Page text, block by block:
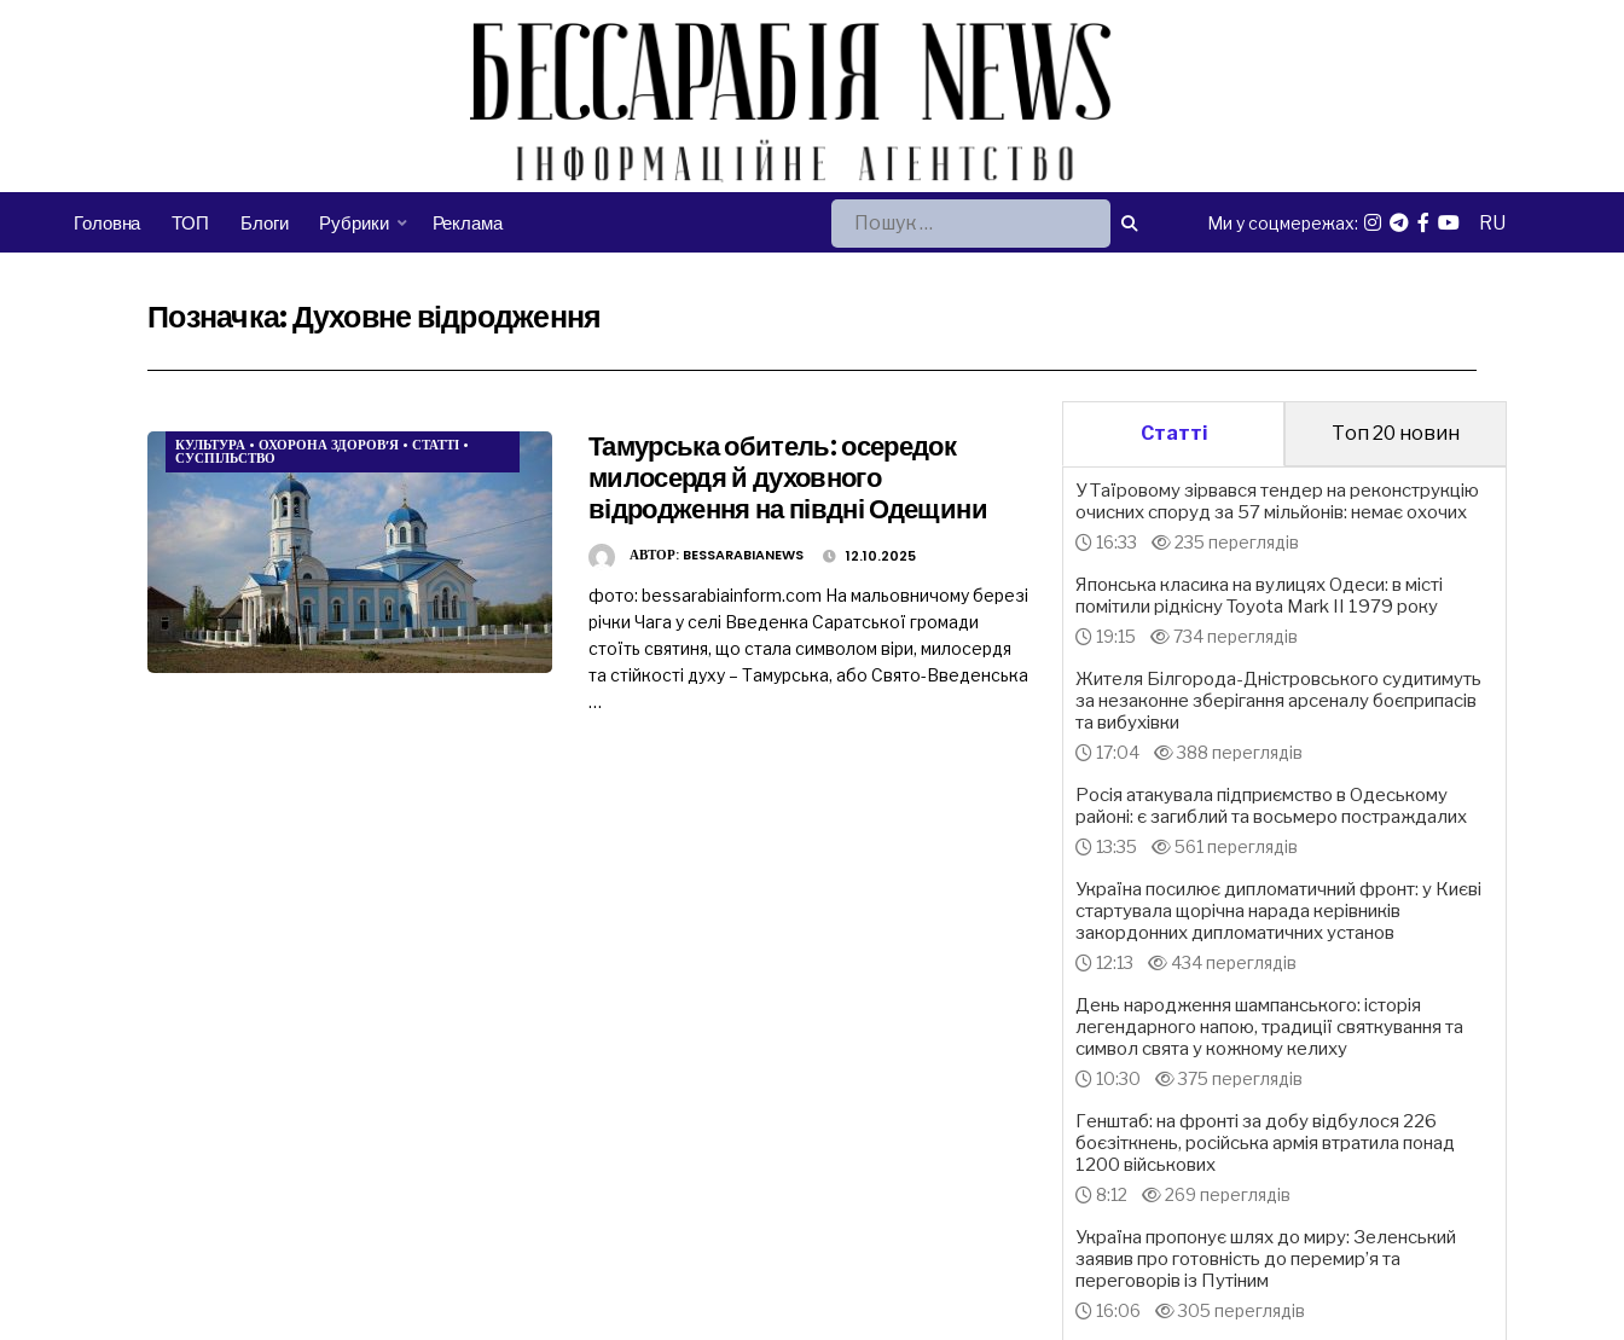
Головна ТОП Блоги Рубрики Реклама Пошук: Ми у соцмережах: RU
Позначка:Духовне відродження
КУЛЬТУРА • ОХОРОНА ЗДОРОВ’Я • СТАТТІ •
СУСПІЛЬСТВО
Тамурська обитель: осередок
милосердя й духовного
відродження на півдні Одещини
АВТОР: BESSARABIANEWS 12.10.2025
фото: bessarabiainform.com На мальовничому березі
річки Чага у селі Введенка Саратської громади
стоїть святиня, що стала символом віри, милосердя
та стійкості духу – Тамурська, або Свято-Введенська
…
Статті Топ 20 новин
У Таїровому зірвався тендер на реконструкцію
очисних споруд за 57 мільйонів: немає охочих
16:33 235 переглядів
Японська класика на вулицях Одеси: в місті
помітили рідкісну Toyota Mark II 1979 року
19:15 734 переглядів
Жителя Білгорода-Дністровського судитимуть
за незаконне зберігання арсеналу боєприпасів
та вибухівки
17:04 388 переглядів
Росія атакувала підприємство в Одеському
районі: є загиблий та восьмеро постраждалих
13:35 561 переглядів
Україна посилює дипломатичний фронт: у Києві
стартувала щорічна нарада керівників
закордонних дипломатичних установ
12:13 434 переглядів
День народження шампанського: історія
легендарного напою, традиції святкування та
символ свята у кожному келиху
10:30 375 переглядів
Генштаб: на фронті за добу відбулося 226
боєзіткнень, російська армія втратила понад
1200 військових
8:12 269 переглядів
Україна пропонує шлях до миру: Зеленський
заявив про готовність до перемир’я та
переговорів із Путіним
16:06 305 переглядів